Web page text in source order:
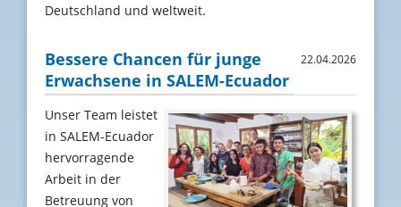
Deutschland und weltweit.
Bessere Chancen für junge
Erwachsene in SALEM-Ecuador
22.04.2026
Unser Team leistet
in SALEM-Ecuador
hervorragende
Arbeit in der
Betreuung von